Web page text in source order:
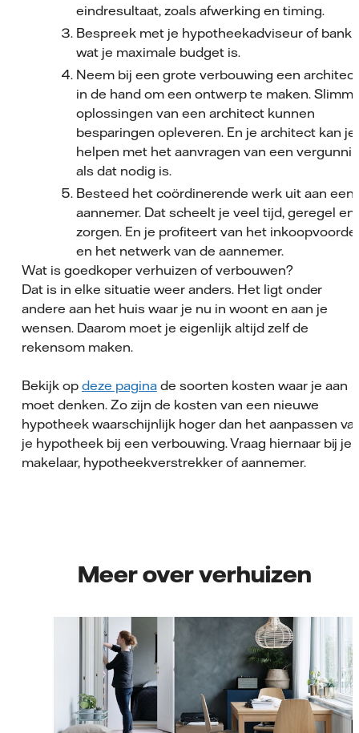
eindresultaat, zoals afwerking en timing.
Bespreek met je hypotheekadviseur of bank
wat je maximale budget is.
Neem bij een grote verbouwing een architect
in de hand om een ontwerp te maken.
oplossingen van een architect kunnen
besparingen opleveren. En je architect kan je
helpen met het aanvragen van een
als dat nodig is.
Besteed het coördinerende werk uit aan een
aannemer. Dat scheelt je veel tijd, geregel en
zorgen. En je profiteert van het
en het netwerk van de aannemer.
Wat is goedkoper verhuizen of verbouwen?
Dat is in elke situatie weer anders. Het ligt onder
andere aan het huis waar je nu in woont en aan je
wensen. Daarom moet je eigenlijk altijd zelf de
rekensom maken.
Bekijk op deze paginade soorten kosten waar je aan
moet denken. Zo zijn de kosten van een nieuwe
hypotheek waarschijnlijk hoger dan het aanpassen
je hypotheek bij een verbouwing. Vraag hiernaar bij je
makelaar, hypotheekverstrekker of aannemer.
Meer over verhuizen